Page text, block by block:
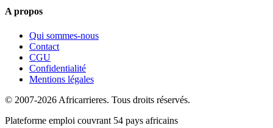
A propos
Qui sommes-nous
Contact
CGU
Confidentialité
Mentions légales
© 2007-2026 Africarrieres. Tous droits réservés.
Plateforme emploi couvrant 54 pays africains